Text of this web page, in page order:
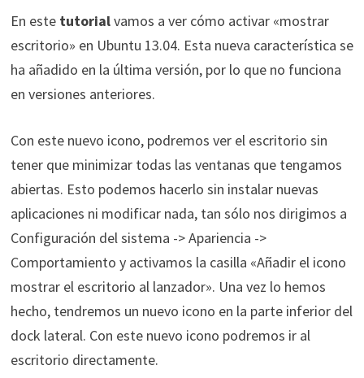
En este tutorialvamos a ver cómo activar «mostrar
escritorio» en Ubuntu 13.04. Esta nueva característica se
ha añadido en la última versión, por lo que no funciona
en versiones anteriores.
Con este nuevo icono, podremos ver el escritorio sin
tener que minimizar todas las ventanas que tengamos
abiertas. Esto podemos hacerlo sin instalar nuevas
aplicaciones ni modificar nada, tan sólo nos dirigimos a
Configuración del sistema -> Apariencia ->
Comportamiento y activamos la casilla «Añadir el icono
mostrar el escritorio al lanzador». Una vez lo hemos
hecho, tendremos un nuevo icono en la parte inferior del
dock lateral. Con este nuevo icono podremos ir al
escritorio directamente.